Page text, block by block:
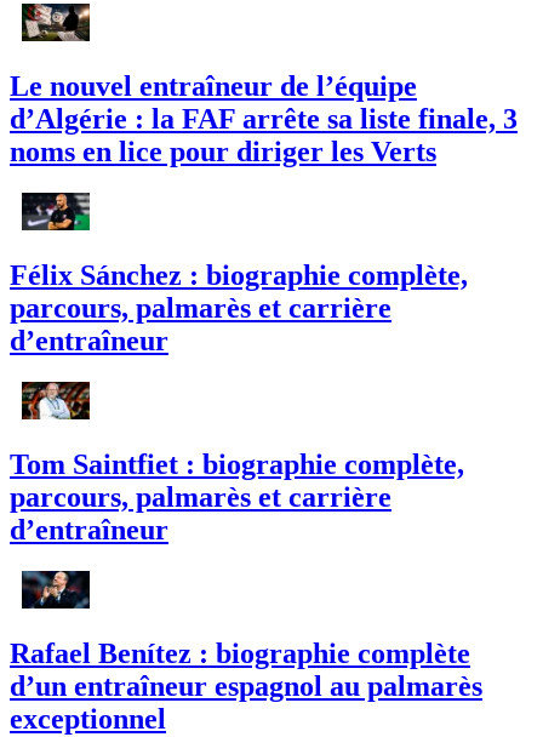
Le nouvel entraîneur de l’équipe
d’Algérie : la FAF arrête sa liste finale, 3
noms en lice pour diriger les Verts
Félix Sánchez : biographie complète,
parcours, palmarès et carrière
d’entraîneur
Tom Saintfiet : biographie complète,
parcours, palmarès et carrière
d’entraîneur
Rafael Benítez : biographie complète
d’un entraîneur espagnol au palmarès
exceptionnel